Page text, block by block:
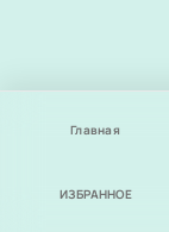
Главная
ИЗБРАННОЕ